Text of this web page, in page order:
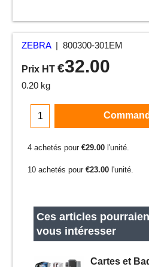
ZEBRA 800300-301EM
Prix HT €32.00
0.20 kg
4 achetés pour €29.00 l'unité.
10 achetés pour €23.00 l'unité.
Ces articles
vous intéresser
Cartes et